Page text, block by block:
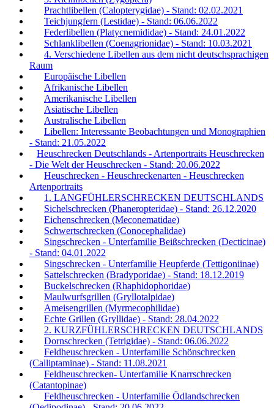
Prachtlibellen (Calopterygidae) - Stand: 02.02.2021
Teichjungfern (Lestidae) - Stand: 06.06.2022
Federlibellen (Platycnemididae) - Stand: 24.01.2022
Schlanklibellen (Coenagrionidae) - Stand: 10.03.2021
4. Verschiedene Libellen aus dem nicht deutschsprachigen
Raum
Europäische Libellen
Afrikanische Libellen
Amerikanische Libellen
Asiatische Libellen
Australische Libellen
Libellen: Interessante Beobachtungen und Monographien
- Stand: 21.05.2022
Heuschrecken Deutschlands - Artenportraits Heuschrecken
- Die Welt der Heuschrecken - Stand: 20.06.2022
Heuschrecken - Heuschreckenarten - Heuschrecken
Artenportraits
1. LANGFÜHLERSCHRECKEN DEUTSCHLANDS
Sichelschrecken (Phaneropteridae) - Stand: 26.12.2020
Eichenschrecken (Meconematidae)
Schwertschrecken (Conocephalidae)
Singschrecken - Unterfamilie Beißschrecken (Decticinae)
- Stand: 04.01.2022
Singschrecken - Unterfamilie Heupferde (Tettigoniinae)
Sattelschrecken (Bradyporidae) - Stand: 18.12.2019
Buckelschrecken (Rhaphidophoridae)
Maulwurfsgrillen (Gryllotalpidae)
Ameisengrillen (Myrmecophilidae)
Echte Grillen (Gryllidae) - Stand: 28.04.2022
2. KURZFÜHLERSCHRECKEN DEUTSCHLANDS
Dornschrecken (Tetrigidae) - Stand: 06.06.2022
Feldheuschrecken - Unterfamilie Schönschrecken
(Calliptaminae) - Stand: 11.08.2021
Feldheuschrecken- Unterfamilie Knarrschrecken
(Catantopinae)
Feldheuschrecken - Unterfamilie Ödlandschrecken